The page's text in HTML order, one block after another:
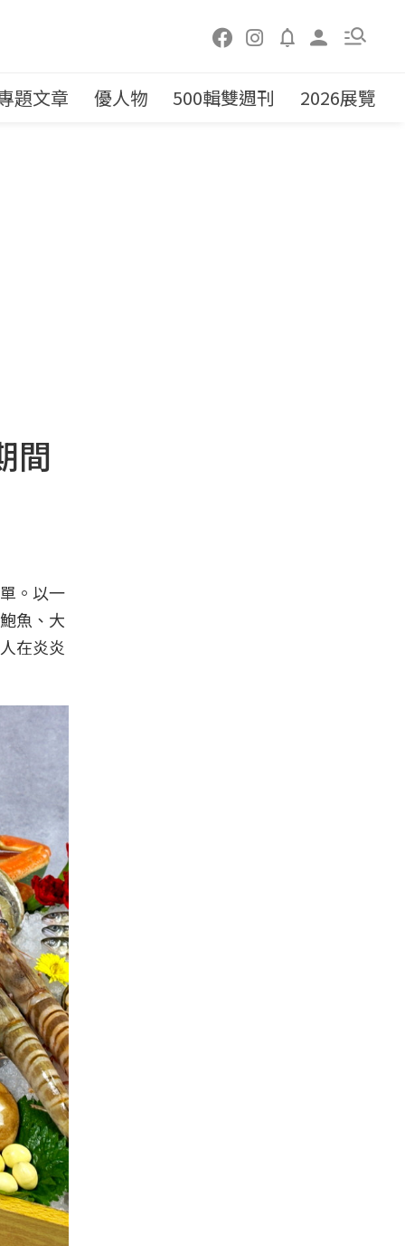
題文章 優人物 500輯雙週刊 2026展覽
間
。以一
魚、大
在炎炎